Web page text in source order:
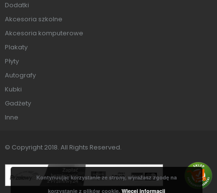
Dodatki
Akcesoria szkolne
Akcesoria komputerowe
Plakaty
Płyty
Autografy
Kubki
Gadżety
Inne
© Copyright 2018. All Rights Reserved.
Kontynuując korzystanie ze strony, wyrażasz zgodę na
korzystanie z plików cookie.Więcej informacji